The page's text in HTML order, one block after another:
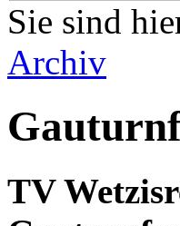
Sie sind
Archiv
TV